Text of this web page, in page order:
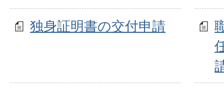
独身証明書の交付申請